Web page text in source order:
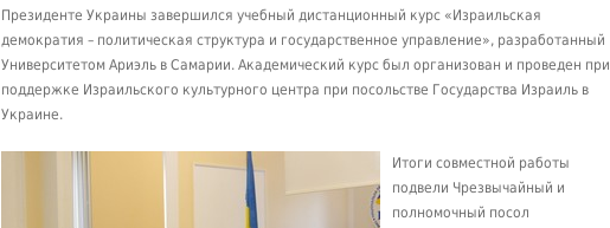
Президенте Украины завершился учебный дистанционный курс «Израильская
демократия – политическая структура и государственное управление», разработанный
Университетом Ариэль в Самарии. Академический курс был организован и проведен при
поддержке Израильского культурного центра при посольстве Государства Израиль в
Украине.
Итоги совместной работы
подвели Чрезвычайный и
полномочный посол